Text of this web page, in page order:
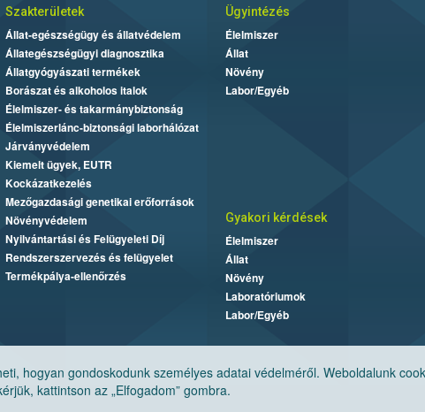
hogyan gondoskodunk személyes adatai védelméről. Weboldalunk
kattintson az „Elfogadom” gombra.
Szakterületek
Állat-egészségügy és állatvédelem
Állategészségügyi diagnosztika
Állatgyógyászati termékek
Borászat és alkoholos italok
Élelmiszer- és takarmánybiztonság
Élelmiszerlánc-biztonsági laborhálózat
Járványvédelem
Kiemelt ügyek, EUTR
Kockázatkezelés
Mezőgazdasági genetikai erőforrások
Növényvédelem
Nyilvántartási és Felügyeleti Díj
Rendszerszervezés és felügyelet
Termékpálya-ellenőrzés
Ügyintézés
Élelmiszer
Állat
Növény
Labor/Egyéb
Gyakori kérdések
Élelmiszer
Állat
Növény
Laboratóriumok
Labor/Egyéb